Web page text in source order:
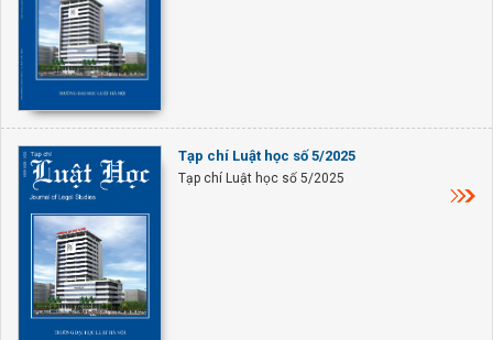
Tạp chí Luật học số 5/2025
Tạp chí Luật học số 5/2025